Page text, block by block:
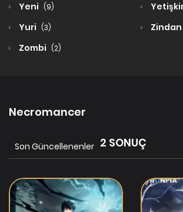
Yeni (9)
Yuri (3) Zindan
Zombi (2)
Necromancer
2 SONUÇ
Son Güncellenenler